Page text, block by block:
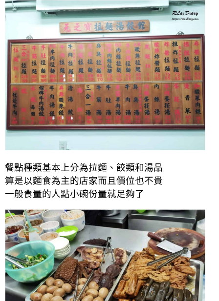
餐點種類基本上分為拉麵、餃類和湯品
算是以麵食為主的店家而且價位也不貴
一般食量的人點小碗份量就足夠了